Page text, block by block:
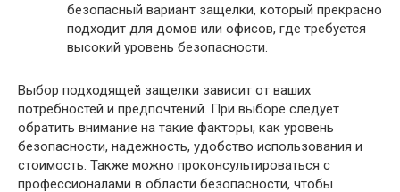
безопасный вариант защелки, который прекрасно
подходит для домов или офисов, где требуется
высокий уровень безопасности.
Выбор подходящей защелки зависит от ваших
потребностей и предпочтений. При выборе следует
обратить внимание на такие факторы, как уровень
безопасности, надежность, удобство использования и
стоимость. Также можно проконсультироваться с
профессионалами в области безопасности, чтобы